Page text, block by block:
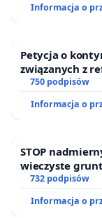
Informacja o
Petycja o
związanych z
750 podpisów
Informacja o
STOP
wieczyste
ogrody
732 podpisów
Informacja o